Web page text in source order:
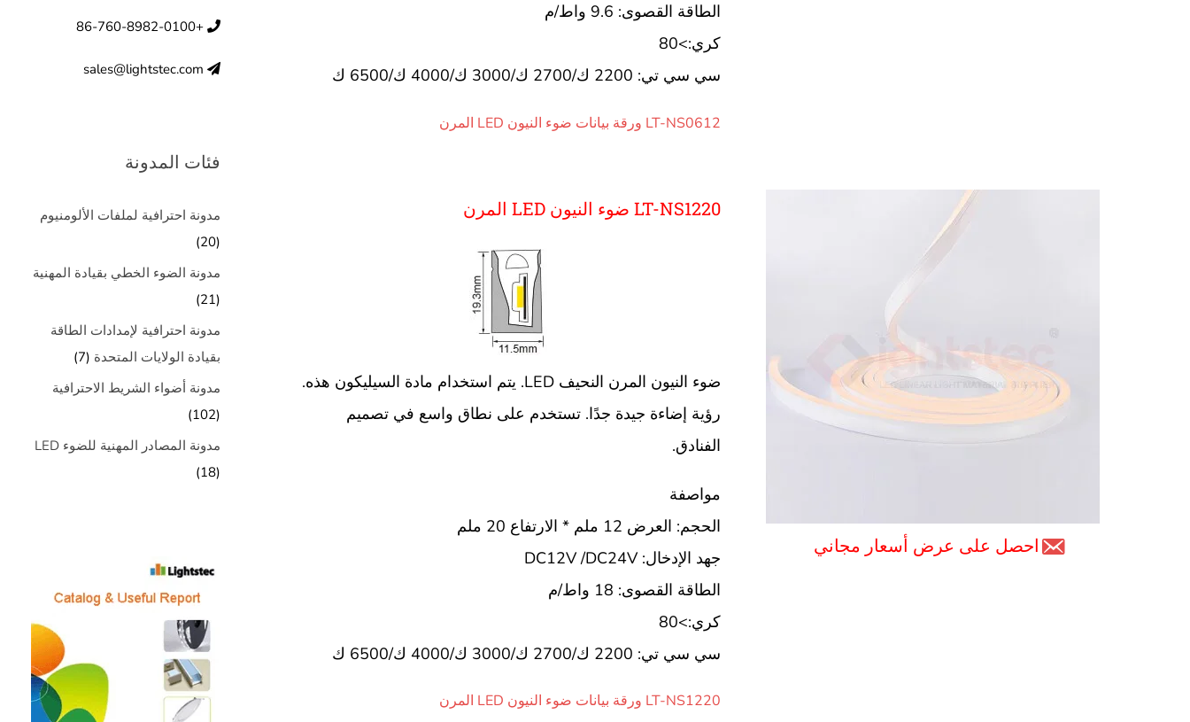
الطاقة القصوى: 9.6 واط/م
كري:>80
سي سي تي: 2200 ك/2700 ك/3000 ك/4000 ك/6500 ك
LT-NS0612 ورقة بيانات ضوء النيون LED المرن
احصل على عرض أسعار مجاني
LT-NS1220 ضوء النيون LED المرن
ضوء النيون المرن النحيف LED. يتم استخدام مادة السيليكون هذه.
رؤية إضاءة جيدة جدًا. تستخدم على نطاق واسع في تصميم
الفنادق.
مواصفة
الحجم: العرض 12 ملم * الارتفاع 20 ملم
جهد الإدخال: DC12V /DC24V
الطاقة القصوى: 18 واط/م
كري:>80
سي سي تي: 2200 ك/2700 ك/3000 ك/4000 ك/6500 ك
LT-NS1220 ورقة بيانات ضوء النيون LED المرن
+86-760-8982-0100
sales@lightstec.com
فئات المدونة
مدونة احترافية لملفات الألومنيوم
(20)
مدونة الضوء الخطي بقيادة المهنية
(21)
مدونة احترافية لإمدادات الطاقة
بقيادة الولايات المتحدة (7)
مدونة أضواء الشريط الاحترافية
(102)
مدونة المصادر المهنية للضوء LED
(18)